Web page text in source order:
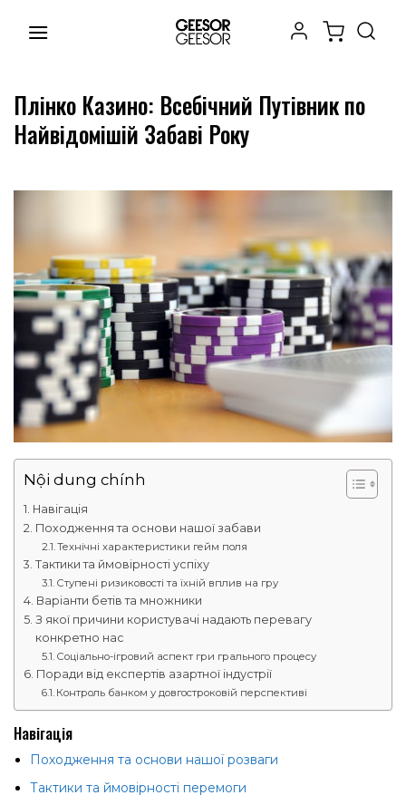
Плінко Казино: Всебічний Путівник по
Найвідомішій Забаві Року
Nội dung chính
Навігація
Походження та основи нашої забави
Технічні характеристики гейм поля
Тактики та ймовірності успіху
Ступені ризиковості та їхній вплив на гру
Варіанти бетів та множники
З якої причини користувачі надають перевагу
конкретно нас
Соціально-ігровий аспект гри грального процесу
Поради від експертів азартної індустрії
Контроль банком у довгостроковій перспективі
Навігація
Походження та основи нашої розваги
Тактики та ймовірності перемоги